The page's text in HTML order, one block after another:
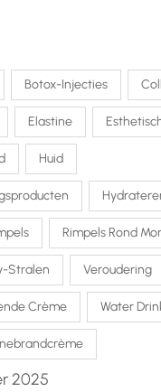
Botox-Injecties
Elastine
Huid
Rimpels Rond
Stralen Veroudering
Crème Water
2025